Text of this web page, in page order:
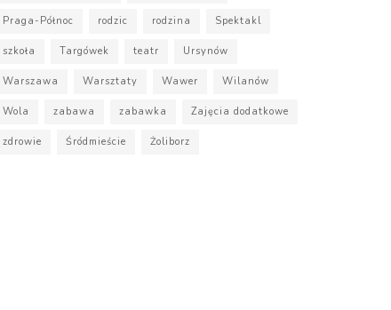
Praga-Północ rodzic rodzina Spektakl
szkoła Targówek teatr Ursynów
Warszawa Warsztaty Wawer Wilanów
Wola zabawa zabawka Zajęcia dodatkowe
zdrowie Śródmieście Żoliborz